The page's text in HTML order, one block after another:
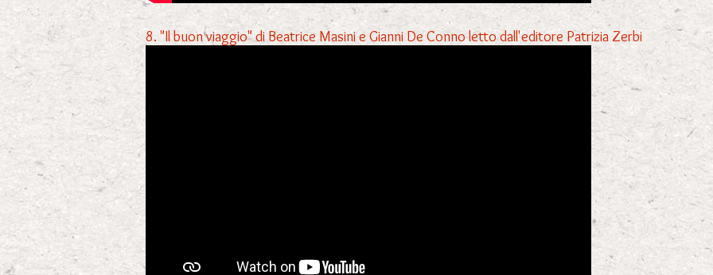
8. "Il buon viaggio" di Beatrice Masini e Gianni De Conno letto dall'editore Patrizia Zerbi